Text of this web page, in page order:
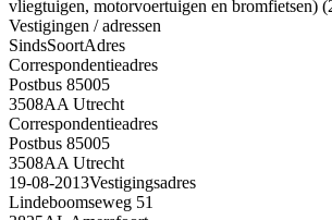
vliegtuigen, motorvoertuigen en bromfietsen)
Vestigingen / adressen
SindsSoortAdres
Correspondentieadres
Postbus 85005
3508AA Utrecht
Correspondentieadres
Postbus 85005
3508AA Utrecht
19-08-2013Vestigingsadres
Lindeboomseweg 51